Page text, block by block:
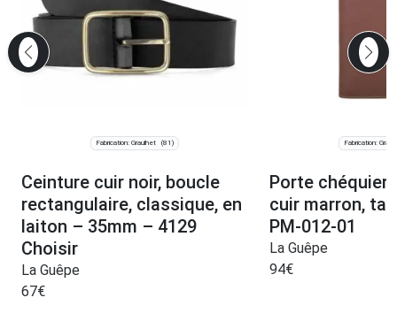
Fabrication: Graulhet (81)
Ceinture cuir noir, boucle
rectangulaire, classique, en
laiton – 35mm – 4129
Choisir
La Guêpe
67€
Fabrication:
Porte chéquier
cuir marron,
PM-012-01
La Guêpe
94€